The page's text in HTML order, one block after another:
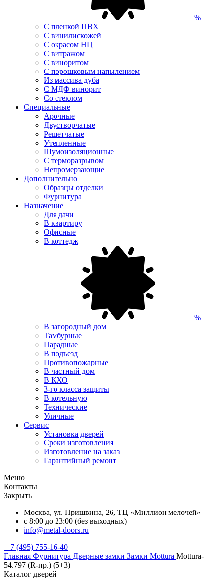
%
С пленкой ПВХ
С винилискожей
С окрасом НЦ
С витражом
С виноритом
С порошковым напылением
Из массива дуба
С МДФ винорит
Со стеклом
Специальные
Арочные
Двустворчатые
Решетчатые
Утепленные
Шумоизоляционные
С терморазрывом
Непромерзающие
Дополнительно
Образцы отделки
Фурнитура
Назначение
Для дачи
В квартиру
Офисные
В коттедж
%
В загородный дом
Тамбурные
Парадные
В подъезд
Противопожарные
В частный дом
В КХО
3-го класса защиты
В котельную
Технические
Уличные
Сервис
Установка дверей
Сроки изготовления
Изготовление на заказ
Гарантийный ремонт
Меню
Контакты
Закрыть
Москва, ул. Пришвина, 26, ТЦ «Миллион мелочей»
с 8:00 до 23:00 (без выходных)
info@metal-doors.ru
+7 (495) 755-16-40
Главная Фурнитура Дверные замки Замки Mottura Mottura-
54.797 (R-пр.) (5+3)
Каталог дверей